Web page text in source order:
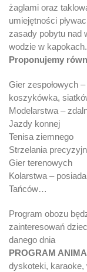
żaglami oraz
umiejętności
zasady pobytu nad
wodzie w kapokach.
Proponujemy
Gier zespołowych
koszykówka,
Modelarstwa –
Jazdy konnej
Tenisa ziemnego
Strzelania
Gier terenowych
Kolarstwa –
Tańców…
Program obozu
zainteresowań
danego dnia
PROGRAM
dyskoteki,